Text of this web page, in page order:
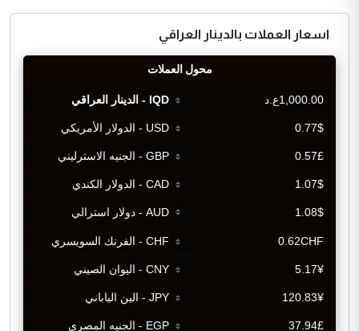
اسعار العملات بالدينار العراقي